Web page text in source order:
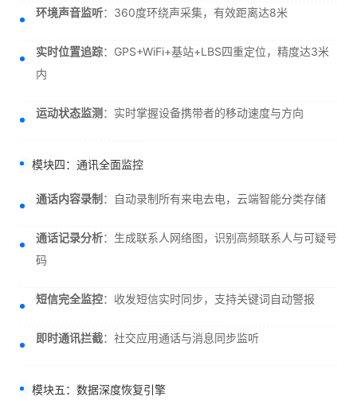
环境声音监听：360度环绕声采集，有效距离达8米
实时位置追踪：GPS+WiFi+基站+LBS四重定位，精度达3米
内
运动状态监测 ：实时掌握设备携带者的移动速度与方向
模块四：通讯全面监控
通话内容录制 ：自动录制所有来电去电，云端智能分类存储
通话记录分析：生成联系人网络图，识别高频联系人与可疑号
码
短信完全监控：收发短信实时同步，支持关键词自动警报
即时通讯拦截：社交应用通话与消息同步监听
模块五：数据深度恢复引擎